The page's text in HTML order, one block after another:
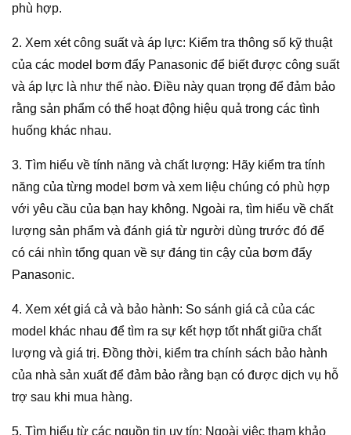
phù hợp.
2. Xem xét công suất và áp lực: Kiểm tra thông số kỹ thuật
của các model bơm đẩy Panasonic để biết được công suất
và áp lực là như thế nào. Điều này quan trọng để đảm bảo
rằng sản phẩm có thể hoạt động hiệu quả trong các tình
huống khác nhau.
3. Tìm hiểu về tính năng và chất lượng: Hãy kiểm tra tính
năng của từng model bơm và xem liệu chúng có phù hợp
với yêu cầu của bạn hay không. Ngoài ra, tìm hiểu về chất
lượng sản phẩm và đánh giá từ người dùng trước đó để
có cái nhìn tổng quan về sự đáng tin cậy của bơm đẩy
Panasonic.
4. Xem xét giá cả và bảo hành: So sánh giá cả của các
model khác nhau để tìm ra sự kết hợp tốt nhất giữa chất
lượng và giá trị. Đồng thời, kiểm tra chính sách bảo hành
của nhà sản xuất để đảm bảo rằng bạn có được dịch vụ hỗ
trợ sau khi mua hàng.
5. Tìm hiểu từ các nguồn tin uy tín: Ngoài việc tham khảo